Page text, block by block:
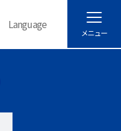
Language
メニュー